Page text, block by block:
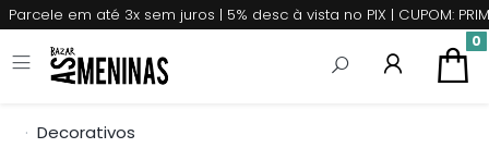
Parcele em até 3x sem juros | 5% desc à vista no PIX | CUPOM:
0
Decorativos